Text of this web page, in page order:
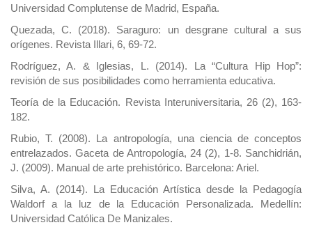
Universidad Complutense de Madrid, España.
Quezada, C. (2018). Saraguro: un desgrane cultural a sus
orígenes. Revista Illari, 6, 69-72.
Rodríguez, A. & Iglesias, L. (2014). La “Cultura Hip Hop”:
revisión de sus posibilidades como herramienta educativa.
Teoría de la Educación. Revista Interuniversitaria, 26 (2), 163-
182.
Rubio, T. (2008). La antropología, una ciencia de conceptos
entrelazados. Gaceta de Antropología, 24 (2), 1-8. Sanchidrián,
J. (2009). Manual de arte prehistórico. Barcelona: Ariel.
Silva, A. (2014). La Educación Artística desde la Pedagogía
Waldorf a la luz de la Educación Personalizada. Medellín:
Universidad Católica De Manizales.